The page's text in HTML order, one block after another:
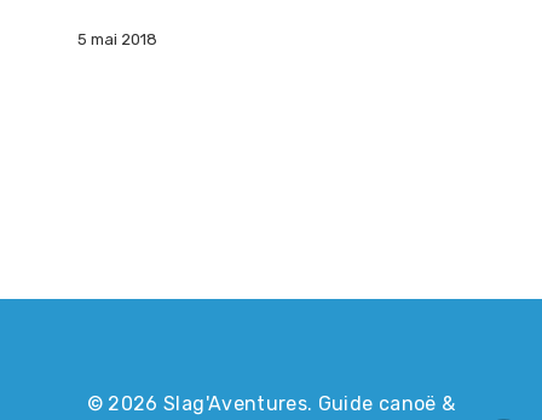
5 mai 2018
© 2026 Slag'Aventures. Guide canoë &